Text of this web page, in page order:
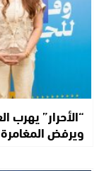
“الأحرار” يهرب
ويرفض